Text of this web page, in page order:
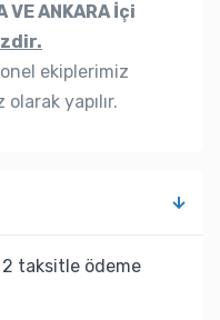
VE ANKARA İçi
ekiplerimiz
yapılır.
2 taksitle ödeme